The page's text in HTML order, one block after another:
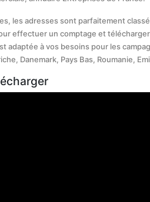
les adresses sont parfaitement
effectuer un comptage et
à vos besoins pour les
Danemark, Pays Bas, Roumanie,